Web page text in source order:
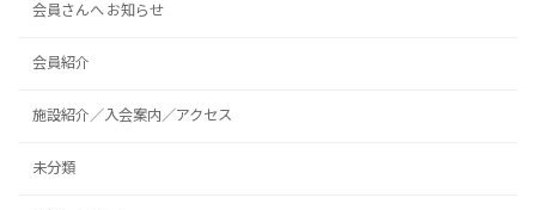
会員さんへ お知らせ
会員紹介
施設紹介／入会案内／アクセス
未分類